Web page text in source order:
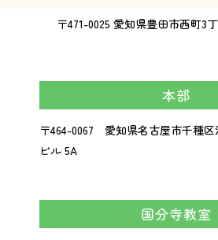
〒471-0025 愛知県豊田市西町3
本部
〒464-0067 愛知県名古屋市千種区
ビル 5A
国分寺教室